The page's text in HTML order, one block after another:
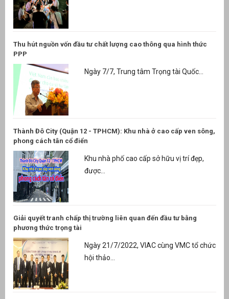
Thu hút nguồn vốn đầu tư chất lượng cao thông qua hình thức
PPP
Ngày 7/7, Trung tâm Trọng tài Quốc...
Thành Đô City (Quận 12 - TPHCM): Khu nhà ở cao cấp ven sông,
phong cách tân cổ điển
Khu nhà phố cao cấp sở hữu vị trí đẹp,
được...
Giải quyết tranh chấp thị trường liên quan đến đầu tư bằng
phương thức trọng tài
Ngày 21/7/2022, VIAC cùng VMC tổ chức
hội thảo...